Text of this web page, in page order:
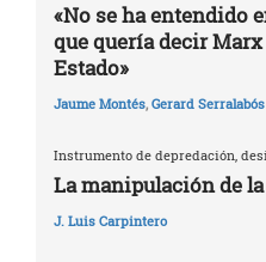
«No se ha entendido
que quería decir
Estado»
Jaume Montés, Gerard Serralabós
Instrumento de depredación,
La manipulación de
J. Luis Carpintero